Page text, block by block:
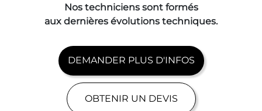
Nos techniciens sont formés
aux dernières évolutions techniques.
DEMANDER PLUS D'INFOS
OBTENIR UN DEVIS